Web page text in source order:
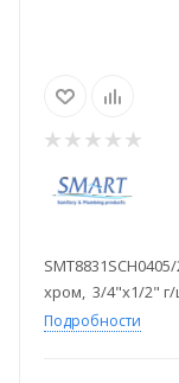
хром, 3/4"х1/2"
Подробности